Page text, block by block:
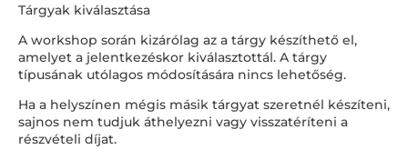
Tárgyak kiválasztása
A workshop során kizárólag az a tárgy készíthető el,
amelyet a jelentkezéskor kiválasztottál. A tárgy
típusának utólagos módosítására nincs lehetőség.
Ha a helyszínen mégis másik tárgyat szeretnél készíteni,
sajnos nem tudjuk áthelyezni vagy visszatéríteni a
részvételi díjat.